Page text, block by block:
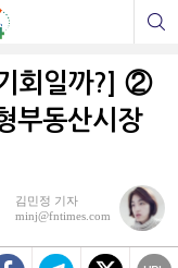
회일까?] ②
부동산시장
김민정 기자
minj@fntimes.com